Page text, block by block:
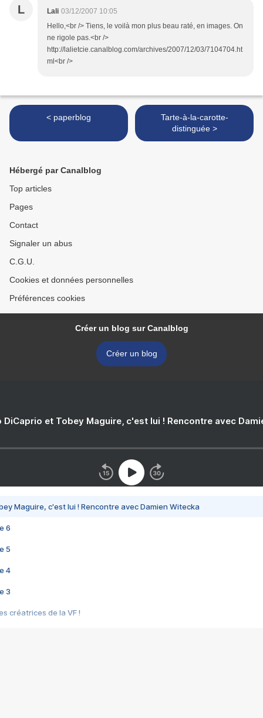
L Lali 03/12/2007 10:05
Hello,<br /> Tiens, le voilà mon plus beau raté, en images. On
ne rigole pas.<br />
http://lalietcie.canalblog.com/archives/2007/12/03/7104704.ht
ml<br />
< paperblog
Tarte-à-la-carotte-
distinguée >
Hébergé par Canalblog
Top articles
Pages
Contact
Signaler un abus
C.G.U.
Cookies et données personnelles
Préférences cookies
Créer un blog sur Canalblog
Créer un blog
DiCaprio et Tobey Maguire, c'est lui ! Rencontre avec
Maguire, c'est lui ! Rencontre avec Damien Witecka
6
5
4
3
créatrices de la VF !